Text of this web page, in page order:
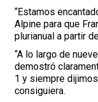
“Estamos
Alpine para que
plurianual a partir
“A lo largo de
demostró
1 y siempre
consiguiera.